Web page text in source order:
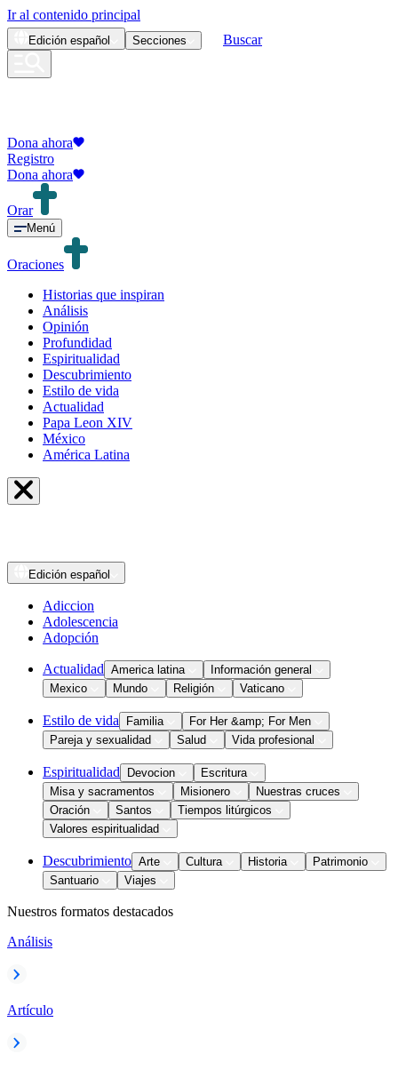
Ir al contenido principal
Edición español Secciones Buscar
Dona ahora
Registro
Dona ahora
Orar
Menú
Oraciones
Historias que inspiran
Análisis
Opinión
Profundidad
Espiritualidad
Descubrimiento
Estilo de vida
Actualidad
Papa Leon XIV
México
América Latina
Edición español
Adiccion
Adolescencia
Adopción
Actualidad America latina
Información general
Mexico
Mundo Religión Vaticano
Estilo de vida Familia
For Her &amp; For Men
Pareja y sexualidad
Salud Vida profesional
Espiritualidad Devocion
Escritura
Misa y sacramentos
Misionero
Nuestras cruces
Oración
Santos
Tiempos litúrgicos
Valores espiritualidad
Descubrimiento Arte Cultura Historia
Patrimonio
Santuario
Viajes
Nuestros formatos destacados
Análisis
Artículo